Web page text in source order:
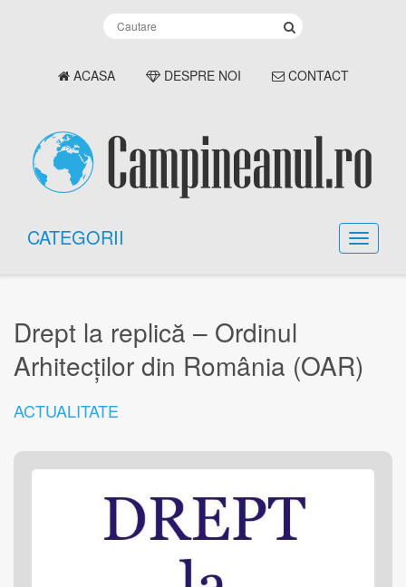
ACASA DESPRE NOI CONTACT
CATEGORII
Drept la replică – Ordinul
Arhitecților din România (OAR)
ACTUALITATE